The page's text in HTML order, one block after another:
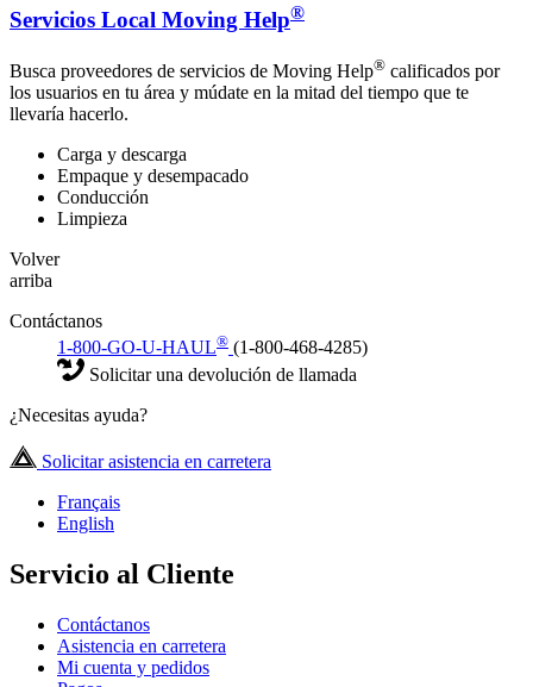
Servicios Local Moving Help®
Busca proveedores de servicios de Moving Help® calificados por
los usuarios en tu área y múdate en la mitad del tiempo que te
llevaría hacerlo.
Carga y descarga
Empaque y desempacado
Conducción
Limpieza
Volver
arriba
Contáctanos
1-800-GO-U-HAUL® (1-800-468-4285)
Solicitar una devolución de llamada
¿Necesitas ayuda?
Solicitar asistencia en carretera
Français
English
Servicio al Cliente
Contáctanos
Asistencia en carretera
Mi cuenta y pedidos